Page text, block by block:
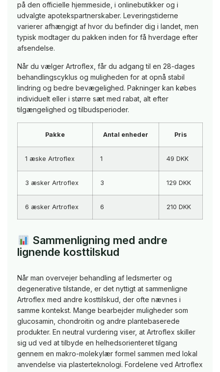
på den officielle hjemmeside, i onlinebutikker og i
udvalgte apotekspartnerskaber. Leveringstiderne
varierer afhængigt af hvor du befinder dig i landet, men
typisk modtager du pakken inden for få hverdage efter
afsendelse.
Når du vælger Artroflex, får du adgang til en 28-dages
behandlingscyklus og muligheden for at opnå stabil
lindring og bedre bevægelighed. Pakninger kan købes
individuelt eller i større sæt med rabat, alt efter
tilgængelighed og tilbudsperioder.
Pakke Antal enheder Pris
1 æske Artroflex 1 49 DKK
3 æsker Artroflex 3 129 DKK
6 æsker Artroflex 6 210 DKK
Sammenligning med andre
lignende kosttilskud
Når man overvejer behandling af ledsmerter og
degenerative tilstande, er det nyttigt at sammenligne
Artroflex med andre kosttilskud, der ofte nævnes i
samme kontekst. Mange bearbejder muligheder som
glucosamin, chondroitin og andre plantebaserede
produkter. En neutral vurdering viser, at Artroflex skiller
sig ud ved at tilbyde en helhedsorienteret tilgang
gennem en makro-molekylær formel sammen med lokal
anvendelse via plasterteknologi. Fordelene ved Artroflex